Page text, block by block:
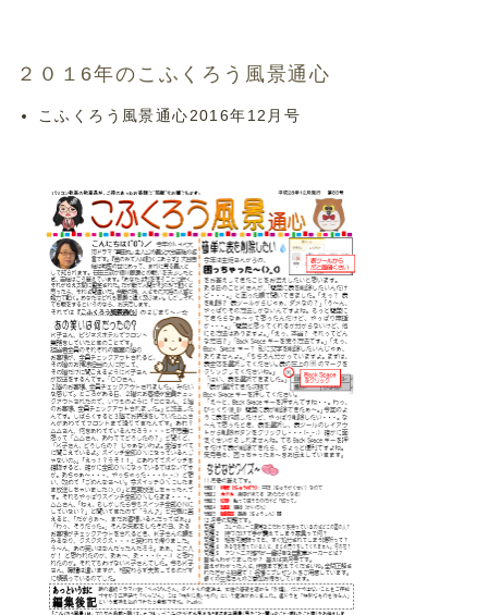
２０１6年のこふくろう風景通心
こふくろう風景通心2016年12月号